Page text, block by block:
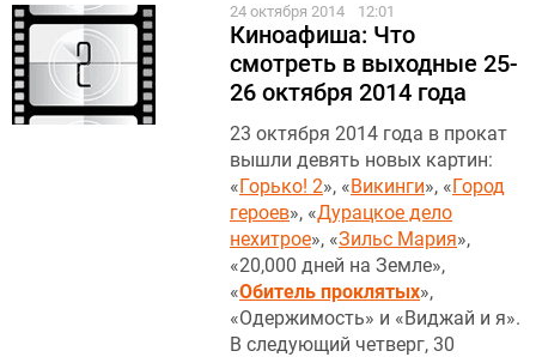
24 октября 2014 12:01
Киноафиша: Что
смотреть в выходные 25-
26 октября 2014 года
23 октября 2014 года в прокат
вышли девять новых картин:
«Горько! 2», «Викинги», «Город
героев», «Дурацкое дело
нехитрое», «Зильс Мария»,
«20,000 дней на Земле»,
«Обитель проклятых»,
«Одержимость» и «Виджай и я».
В следующий четверг, 30